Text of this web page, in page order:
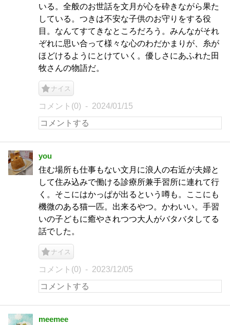
いる。全般のお世話を文月が心を砕きながら果た
している。つきは不安な子供のお守りをする役
目。なんてすてきなところだろう。みんながそれ
ぞれに思い合って様々な心のわだかまりが、糸が
ほどけるようにとけていく。優しさにあふれた田
牧さんの物語だ。
ナイス
コメント(0) 2024/01/15
you
住む場所も仕事もない文月に浪人の右近が夫婦と
して住み込みで働ける診療所兼手習所に連れて行
く。そこにはかっぱが出るという噂も。ここにも
機微のある猫一匹。出来るやつ。かわいい。手習
いの子どもに癒やされつつ大人がバタバタしてる
話でした。
ナイス
コメント(0) 2023/12/05
meemee